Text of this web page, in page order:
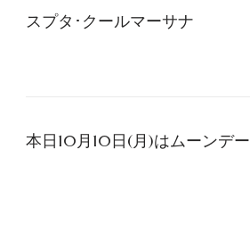
スプタ･クールマーサナ
本日10月10日(月)はムーンデー